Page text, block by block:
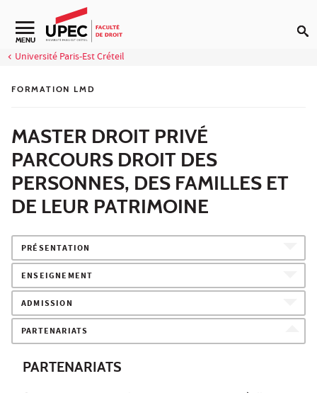
Aller au contenu
Navigation secondaire
MENU
Université Paris-Est Créteil
FORMATION LMD
MASTER DROIT PRIVÉ
PARCOURS DROIT DES
PERSONNES, DES FAMILLES ET
DE LEUR PATRIMOINE
PRÉSENTATION
ENSEIGNEMENT
ADMISSION
PARTENARIATS
PARTENARIATS